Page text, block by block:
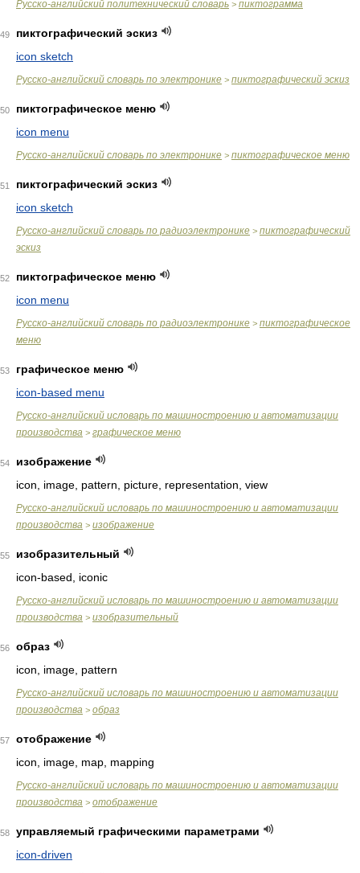
Русско-английский политехнический словарь > пиктограмма
49
пиктографический эскиз
icon sketch
Русско-английский словарь по электронике > пиктографический эскиз
50
пиктографическое меню
icon menu
Русско-английский словарь по электронике > пиктографическое меню
51
пиктографический эскиз
icon sketch
Русско-английский словарь по радиоэлектронике > пиктографический
эскиз
52
пиктографическое меню
icon menu
Русско-английский словарь по радиоэлектронике > пиктографическое
меню
53
графическое меню
icon-based menu
Русско-английский исловарь по машиностроению и автоматизации
производства > графическое меню
54
изображение
icon, image, pattern, picture, representation, view
Русско-английский исловарь по машиностроению и автоматизации
производства > изображение
55
изобразительный
icon-based, iconic
Русско-английский исловарь по машиностроению и автоматизации
производства > изобразительный
56
образ
icon, image, pattern
Русско-английский исловарь по машиностроению и автоматизации
производства > образ
57
отображение
icon, image, map, mapping
Русско-английский исловарь по машиностроению и автоматизации
производства > отображение
58
управляемый графическими параметрами
icon-driven